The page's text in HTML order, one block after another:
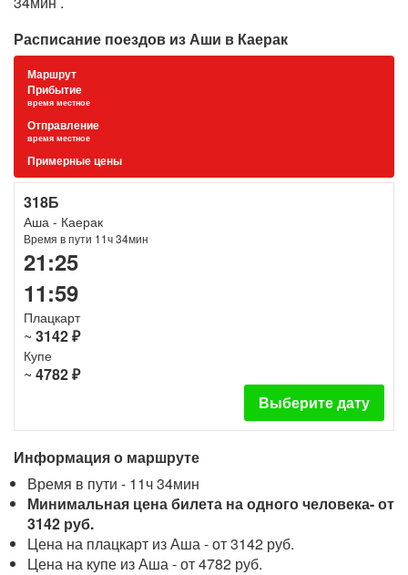
Расписание поездов из Аши в Каерак
Маршрут
Прибытие
время местное
Отправление
время местное
Примерные цены
318Б
Аша - Каерак
Время в пути 11ч 34мин
21:25
11:59
Плацкарт
~ 3142 ₽
Купе
~ 4782 ₽
Выберите дату
Информация о маршруте
Время в пути - 11ч 34мин
Минимальная цена билета на одного человека- от
3142 руб.
Цена на плацкарт из Аша - от 3142 руб.
Цена на купе из Аша - от 4782 руб.